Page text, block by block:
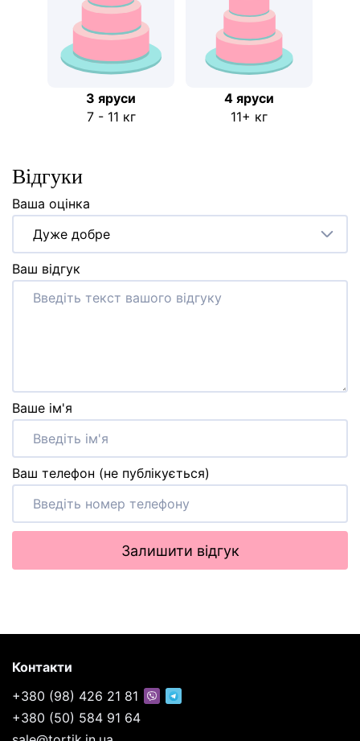
3 яруси
7 - 11 кг
4 яруси
11+ кг
Відгуки
Ваша оцінка
Дуже добре
Ваш відгук
Ваше ім'я
Ваш телефон (не публікується)
Залишити відгук
Контакти
+380 (98) 426 21 81
+380 (50) 584 91 64